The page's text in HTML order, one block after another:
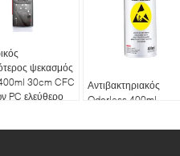
ψεκασμός
30cm CFC
PC ελεύθερο
Αντιβακτηριακός
Odorless 400ml
καθαρότερος